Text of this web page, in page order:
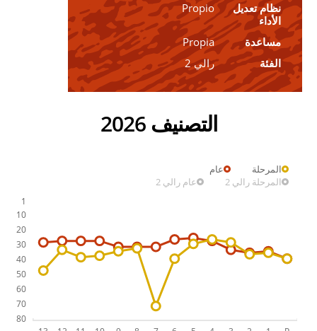
نظام تعديل
الأداء
Propio
مساعدة
Propia
الفئة
رالي 2
التصنيف 2026
المرحلة
عام
المرحلة رالي 2
عام رالي 2